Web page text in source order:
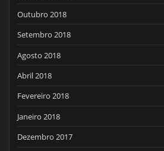
Outubro 2018
Setembro 2018
Agosto 2018
Abril 2018
Fevereiro 2018
Janeiro 2018
Dezembro 2017